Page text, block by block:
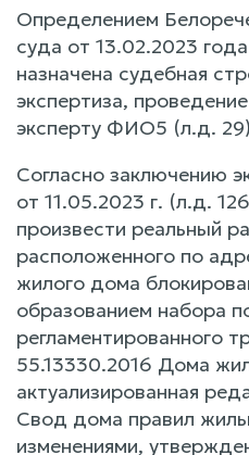
Определением
суда от 13.02.2023
назначена судебная
экспертиза,
эксперту ФИО5 (л.д.
Согласно
от 11.05.2023 г. (л.д.
произвести реальный
расположенного по
жилого дома
образованием набора
регламентированного
55.13330.2016 Дома
актуализированная
Свод дома правил
изменениями,